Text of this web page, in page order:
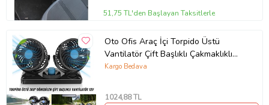
51,75 TL'den Başlayan Taksitlerle
Oto Ofis Araç İçi Torpido Üstü
Vantilatör Çift Başlıklı Çakmaklıklı
Soğutucu Fan 360° Dönebilen 12V
Kargo Bedava
1024,88 TL